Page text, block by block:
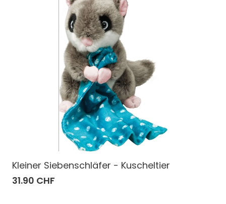
Kleiner Siebenschläfer - Kuscheltier
31.90 CHF